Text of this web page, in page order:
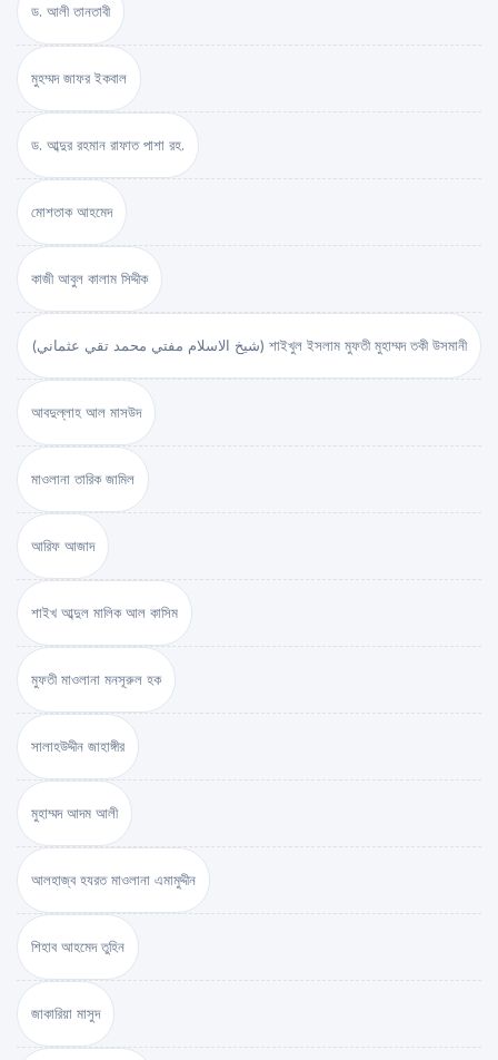
ড. আলী তানতাবী
মুহম্মদ জাফর ইকবাল
ড. আব্দুর রহমান রাফাত পাশা রহ.
মোশতাক আহমেদ
কাজী আবুল কালাম সিদ্দীক
(شيخ الاسلام مفتي محمد تقي عثماني) শাইখুল ইসলাম মুফতী মুহাম্মদ তকী উসমানী
আবদুল্লাহ আল মাসউদ
মাওলানা তারিক জামিল
আরিফ আজাদ
শাইখ আব্দুল মালিক আল কাসিম
মুফতী মাওলানা মনসূরুল হক
সালাহউদ্দীন জাহাঙ্গীর
মুহাম্মদ আদম আলী
আলহাজ্ব হযরত মাওলানা এমামুদ্দীন
শিহাব আহমেদ তুহিন
জাকারিয়া মাসুদ